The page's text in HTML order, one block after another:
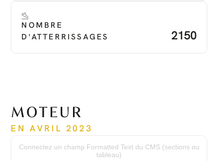
NOMBRE
D'ATTERRISSAGES
2150
MOTEUR
EN AVRIL 2023
PT6A-67P
Heures du moteur :
Connectez un champ Formatted Text du CMS (sections ou
tableau)